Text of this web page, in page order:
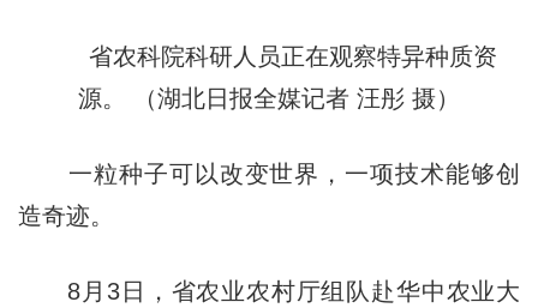
省农科院科研人员正在观察特异种质资
源。 （湖北日报全媒记者 汪彤 摄）
一粒种子可以改变世界，一项技术能够创
造奇迹。
8月3日，省农业农村厅组队赴华中农业大